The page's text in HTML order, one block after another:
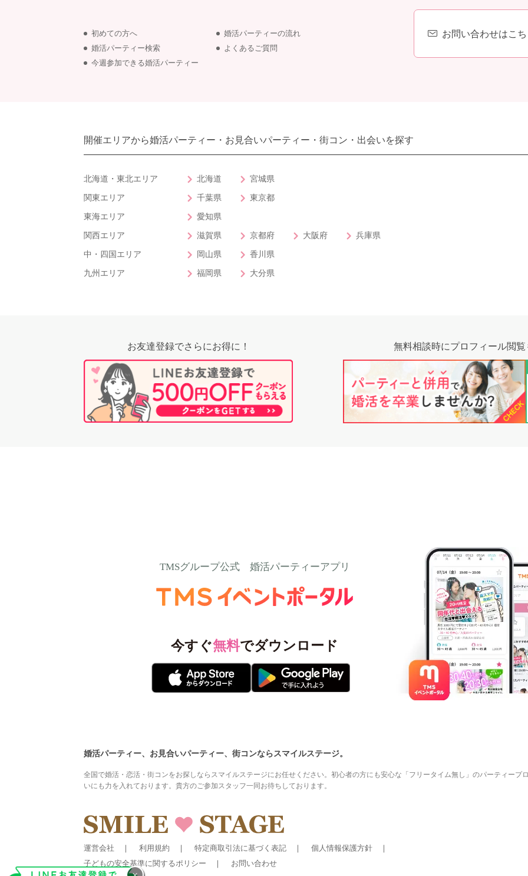
お問い合わせはこち
初めての方へ
婚活パーティーの流れ
婚活パーティー検索
よくあるご質問
今週参加できる婚活パーティー
開催エリアから婚活パーティー・お見合いパーティー・街コン・出会いを探す
北海道・東北エリア 北海道 宮城県
関東エリア 千葉県 東京都
東海エリア 愛知県
関西エリア 滋賀県 京都府 大阪府 兵庫県
中・四国エリア 岡山県 香川県
九州エリア 福岡県 大分県
お友達登録でさらにお得に！ 無料相談時にプロフィール閲覧
TMSグループ公式 婚活パーティーアプリ
今すぐ無料でダウンロード
婚活パーティー、お見合いパーティー、街コンならスマイルステージ。
全国で婚活・恋活・街コンをお探しならスマイルステージにお任せください。初心者の方にも安心な「フリータイム無し」のパーティープ
いにも力を入れております。貴方のご参加スタッフ一同お待ちしております。
運営会社 利用規約 特定商取引法に基づく表記
個人情報保護方針
子どもの安全基準に関するポリシー
お問い合わせ